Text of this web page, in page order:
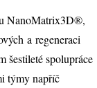
NanoMatrix3D®,
a regeneraci
spolupráce
týmy napříč